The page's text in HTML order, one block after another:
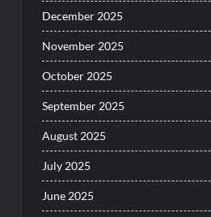
December 2025
November 2025
October 2025
September 2025
August 2025
July 2025
June 2025